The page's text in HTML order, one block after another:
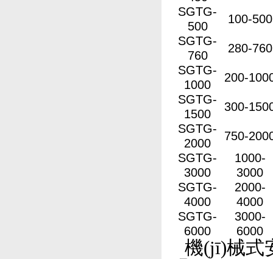
SGTG-
500
100-500
SGTG-
760
280-760
SGTG-
1000
200-
SGTG-
1500
300-
SGTG-
2000
750-
SGTG-
3000
1000-
3000
SGTG-
4000
2000-
4000
SGTG-
6000
3000-
6000
機(jī)械式